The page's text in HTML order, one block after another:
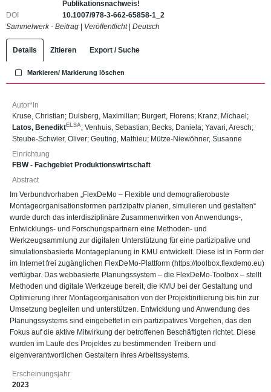
Publikationsnachweis!
DOI
10.1007/978-3-662-65858-1_2
Sammelwerk - Beitrag
Veröffentlicht| Deutsch
Details Zitieren Export / Suche
Markieren/ Markierung löschen
Autor*in
Kruse, Christian; Duisberg, Maximilian; Burgert, Florens; Kranz, Michael ;
Latos, Benedikt ELSA ; Venhuis, Sebastian; Becks, Daniela; Yavari, Aresch;
Steube-Schwier, Oliver; Geuting, Mathieu; Mütze-Niewöhner, Susanne
Einrichtung
FBW - Fachgebiet Produktionswirtschaft
Abstract
Im Verbundvorhaben „FlexDeMo – Flexible und demografierobuste
Montageorganisationsformen partizipativ planen, simulieren und gestalten“
wurde durch das interdisziplinäre Zusammenwirken von Anwendungs-,
Entwicklungs- und Forschungspartnern eine Methoden- und
Werkzeugsammlung zur digitalen Unterstützung für eine partizipative und
simulationsbasierte Montageplanung in KMU entwickelt. Diese ist in Form der
im Internet frei zugänglichen FlexDeMo-Plattform (https://toolbox.flexdemo.eu)
verfügbar. Das webbasierte Planungssystem – die FlexDeMo-Toolbox – stellt
Methoden und digitale Werkzeuge bereit, die KMU bei der Gestaltung und
Optimierung ihrer Montageorganisation von der Projektinitiierung bis hin zur
Umsetzung begleiten und unterstützen. Entwicklung und Anwendung des
Planungssystems sind eingebettet in ein partizipatives Vorgehen, das den
Fokus auf die aktive Mitwirkung der betroffenen Beschäftigten richtet. Diese
wurden im Laufe des Projektes zu bestimmenden Treibern und
eigenverantwortlichen Gestaltern ihres Arbeitssystems.
Erscheinungsjahr
2023